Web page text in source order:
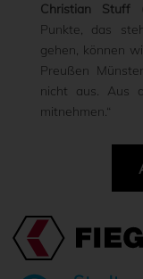
Christian Stuff
Punkte, das
gehen, können
Preußen
nicht aus. Aus
mitnehmen.“